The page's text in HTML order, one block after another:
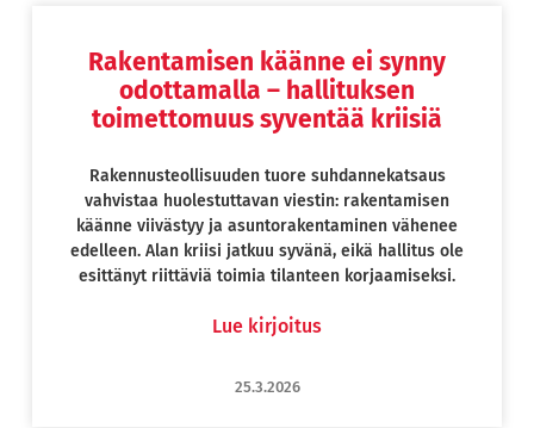
Rakentamisen käänne ei synny
odottamalla – hallituksen
toimettomuus syventää kriisiä
Rakennusteollisuuden tuore suhdannekatsaus
vahvistaa huolestuttavan viestin: rakentamisen
käänne viivästyy ja asuntorakentaminen vähenee
edelleen. Alan kriisi jatkuu syvänä, eikä hallitus ole
esittänyt riittäviä toimia tilanteen korjaamiseksi.
Lue kirjoitus
25.3.2026
PagePagePagePage Page